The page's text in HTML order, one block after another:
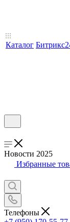
Каталог
Новости 2025
Избранные
Телефоны